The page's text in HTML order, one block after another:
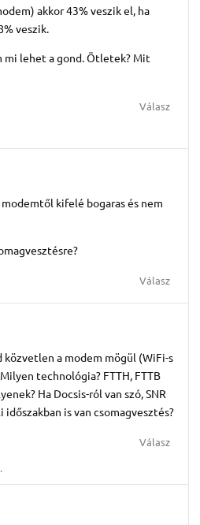
akkor 43% veszik el, ha
veszik.
mi lehet a gond. Ötletek? Mit
Válasz
kifelé bogaras és nem
Válasz
a modem mögül (WiFi-s
technológia? FTTH, FTTB
Ha Docsis-ról van szó, SNR
is van csomagvesztés?
Válasz